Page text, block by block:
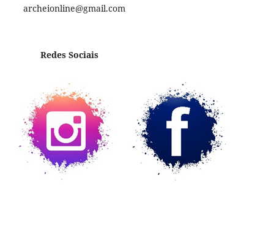
archeionline@gmail.com
Redes Sociais